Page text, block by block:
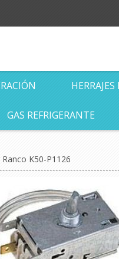
GAS REFRIGERANTE
K50-P1126